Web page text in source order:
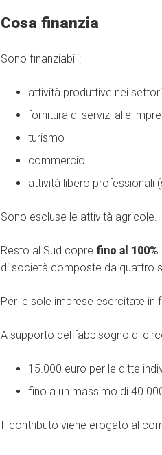
Cosa finanzia
Sono finanziabili:
attività produttive nei
fornitura di servizi alle
turismo
commercio
attività libero professionali
Sono escluse le attività agricole.
Resto al Sud copre fino al
di società composte da quattro
Per le sole imprese esercitate in
A supporto del fabbisogno di
15.000 euro per le ditte
fino a un massimo di
Il contributo viene erogato al